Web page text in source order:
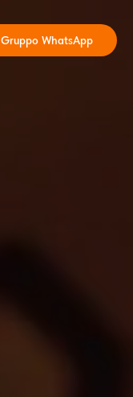
Gruppo WhatsApp